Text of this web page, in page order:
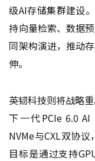
级AI存储集群建设
持向量检索、数据
同架构演进，推
伸。
英韧科技则将战略
下一代PCIe 6.0
NVMe与CXL双协
目标是通过支持